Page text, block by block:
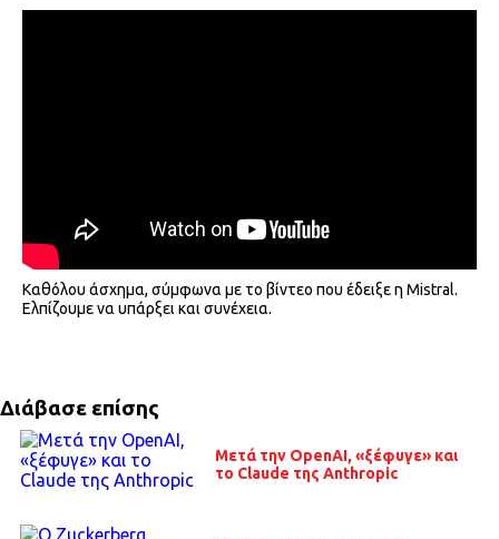
Καθόλου άσχημα, σύμφωνα με το βίντεο που έδειξε η Mistral.
Ελπίζουμε να υπάρξει και συνέχεια.
Διάβασε επίσης
Μετά την OpenAI, «ξέφυγε» και
το Claude της Anthropic